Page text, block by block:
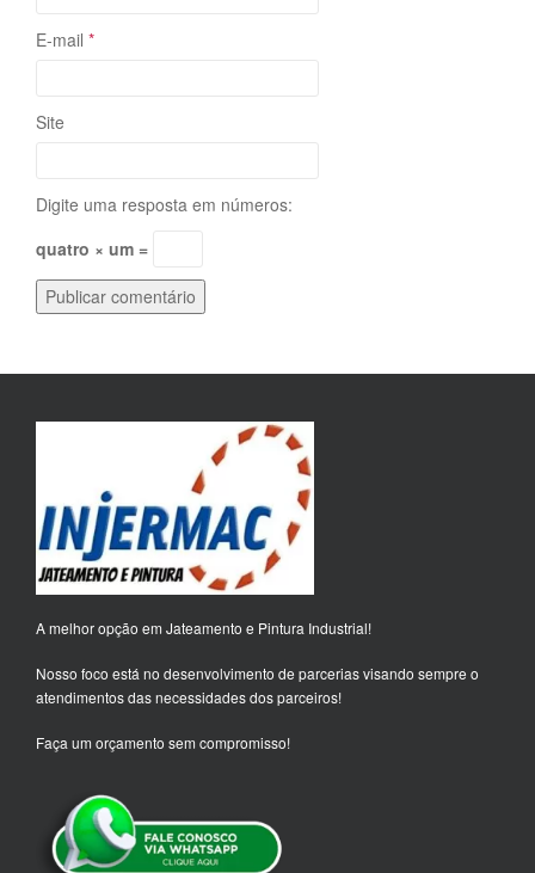
E-mail *
Site
Digite uma resposta em números:
quatro × um =
A melhor opção em Jateamento e Pintura Industrial!
Nosso foco está no desenvolvimento de parcerias visando sempre o
atendimentos das necessidades dos parceiros!
Faça um orçamento sem compromisso!